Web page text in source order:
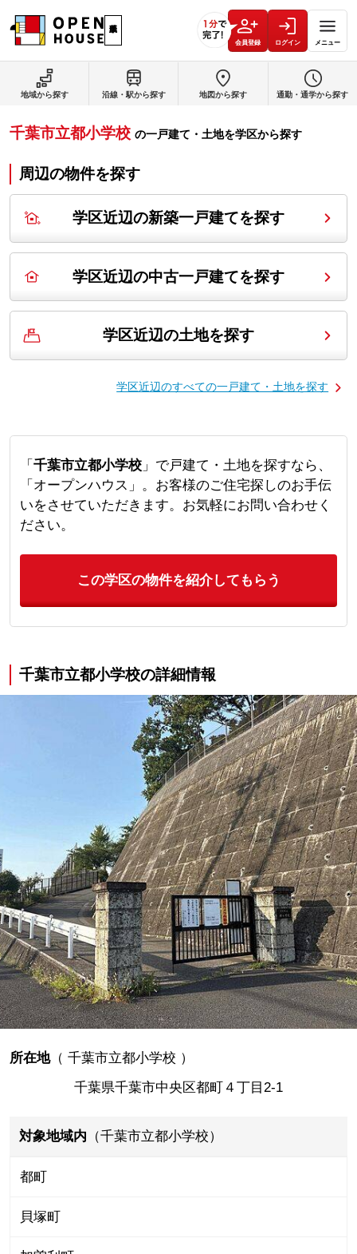
会員登録 ログイン メニュー
地域から探す 沿線・駅から探す 地図から探す 通勤・通学から探す
千葉市立都小学校 の一戸建て・土地を学区から探す
周辺の物件を探す
学区近辺の新築一戸建てを探す
学区近辺の中古一戸建てを探す
学区近辺の土地を探す
学区近辺のすべての一戸建て・土地を探す
「 千葉市立都小学校」で戸建て・土地を探すなら、
「オープンハウス」。お客様のご住宅探しのお手伝
いをさせていただきます。お気軽にお問い合わせく
ださい。
この学区の物件を紹介してもらう
千葉市立都小学校の詳細情報
所在地（ 千葉市立都小学校 ）
千葉県千葉市中央区都町４丁目2-1
対象地域内 （千葉市立都小学校）
都町
貝塚町